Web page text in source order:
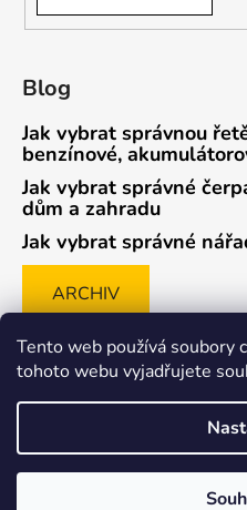
Tento web používá soubory
tohoto webu vyjadřujete
Blog
Jak vybrat správnou
benzínové,
Jak vybrat správné
dům a zahradu
Jak vybrat správné
ARCHIV
Způsob